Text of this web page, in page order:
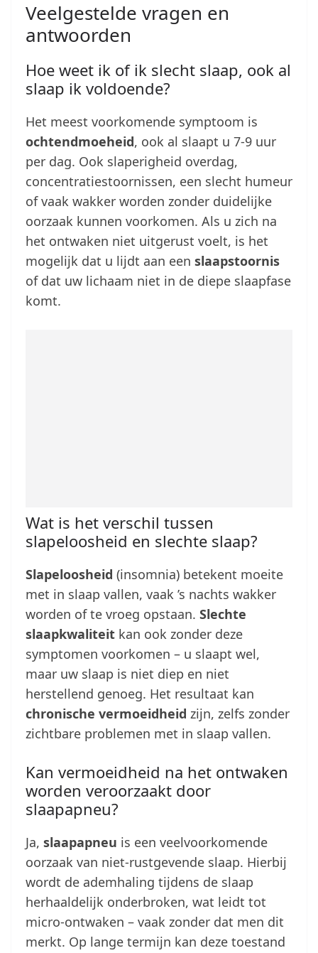
Veelgestelde vragen en
antwoorden
Hoe weet ik of ik slecht slaap, ook al
slaap ik voldoende?
Het meest voorkomende symptoom is
ochtendmoeheid, ook al slaapt u 7-9 uur
per dag. Ook slaperigheid overdag,
concentratiestoornissen, een slecht humeur
of vaak wakker worden zonder duidelijke
oorzaak kunnen voorkomen. Als u zich na
het ontwaken niet uitgerust voelt, is het
mogelijk dat u lijdt aan een slaapstoornis
of dat uw lichaam niet in de diepe slaapfase
komt.
Wat is het verschil tussen
slapeloosheid en slechte slaap?
Slapeloosheid (insomnia) betekent moeite
met in slaap vallen, vaak ’s nachts wakker
worden of te vroeg opstaan. Slechte
slaapkwaliteit kan ook zonder deze
symptomen voorkomen – u slaapt wel,
maar uw slaap is niet diep en niet
herstellend genoeg. Het resultaat kan
chronische vermoeidheid zijn, zelfs zonder
zichtbare problemen met in slaap vallen.
Kan vermoeidheid na het ontwaken
worden veroorzaakt door
slaapapneu?
Ja, slaapapneu is een veelvoorkomende
oorzaak van niet-rustgevende slaap. Hierbij
wordt de ademhaling tijdens de slaap
herhaaldelijk onderbroken, wat leidt tot
micro-ontwaken – vaak zonder dat men dit
merkt. Op lange termijn kan deze toestand